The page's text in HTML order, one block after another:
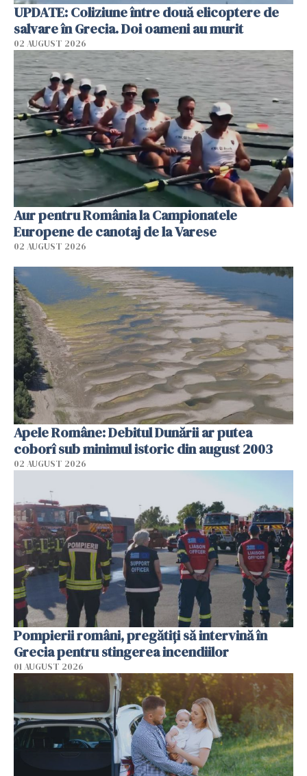
UPDATE: Coliziune între două elicoptere de
salvare în Grecia. Doi oameni au murit
02 AUGUST 2026
Aur pentru România la Campionatele
Europene de canotaj de la Varese
02 AUGUST 2026
Apele Române: Debitul Dunării ar putea
coborî sub minimul istoric din august 2003
02 AUGUST 2026
Pompierii români, pregătiţi să intervină în
Grecia pentru stingerea incendiilor
01 AUGUST 2026